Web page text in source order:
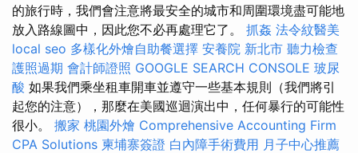
的旅行時，我們會注意將最安全的城市和周圍環境盡可能地
放入路線圖中，因此您不必再處理它了。 抓姦 法令紋醫美
local seo 多樣化外燴自助餐選擇 安養院 新北市 聽力檢查
護照過期 會計師證照 GOOGLE SEARCH CONSOLE 玻尿
酸 如果我們乘坐租車開車並遵守一些基本規則（我們將引
起您的注意），那麼在美國巡迴演出中，任何暴行的可能性
很小。 搬家 桃園外燴 Comprehensive Accounting Firm
CPA Solutions 柬埔寨簽證 白內障手術費用 月子中心推薦